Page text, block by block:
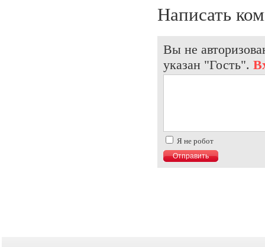
Написать
Вы не
указан "Гость".
Я не робот